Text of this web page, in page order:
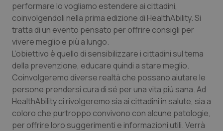
performare lo vogliamo estendere ai cittadini,
coinvolgendoli nella prima edizione di HealthAbility. Si
tratta di un evento pensato per offrire consigli per
vivere meglio e più a lungo.
L’obiettivo è quello di sensibilizzare i cittadini sul tema
della prevenzione, educare quindi a stare meglio.
Coinvolgeremo diverse realtà che possano aiutare le
persone prendersi cura di sé per una vita più sana. Ad
HealthAbility ci rivolgeremo sia ai cittadini in salute, sia a
coloro che purtroppo convivono con alcune patologie,
per offrire loro suggerimenti e informazioni utili. Verrà